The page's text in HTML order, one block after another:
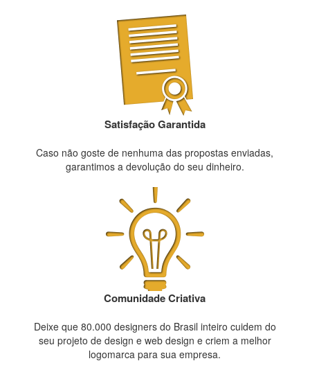
Satisfação Garantida
Caso não goste de nenhuma das propostas enviadas,
garantimos a devolução do seu dinheiro.
Comunidade Criativa
Deixe que 80.000 designers do Brasil inteiro cuidem do
seu projeto de design e web design e criem a melhor
logomarca para sua empresa.